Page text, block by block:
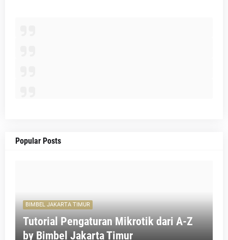
Popular Posts
BIMBEL JAKARTA TIMUR
Tutorial Pengaturan Mikrotik dari A-Z
by Bimbel Jakarta Timur